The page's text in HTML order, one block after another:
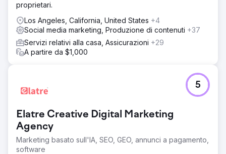
proprietari.
Los Angeles, California, United States +4
Social media marketing, Produzione di contenuti +37
Servizi relativi alla casa, Assicurazioni +29
A partire da $1,000
Elatre Creative Digital Marketing
Agency
Marketing basato sull'IA, SEO, GEO, annunci a pagamento,
software
5